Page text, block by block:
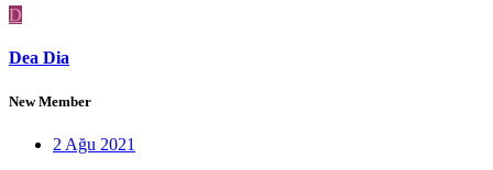
D
Dea Dia
New Member
2 Ağu 2021